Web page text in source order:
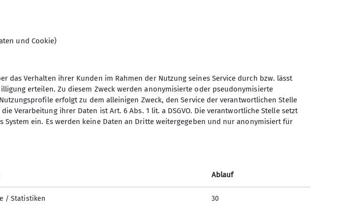
Service
Sektion Dingolfing des
Deutschen Alpenvereins e.V.
und Cookie)
das Verhalten ihrer Kunden im Rahmen der Nutzung seines Service durch bzw. lässt
erteilen. Zu diesem Zweck werden anonymisierte oder pseudonymisierte
erfolgt zu dem alleinigen Zweck, den Service der verantwortlichen Stelle
Verarbeitung ihrer Daten ist Art. 6 Abs. 1 lit. a DSGVO. Die verantwortliche Stelle setzt
System ein. Es werden keine Daten an Dritte weitergegeben und nur anonymisiert für
Ablauf
/ Statistiken 30